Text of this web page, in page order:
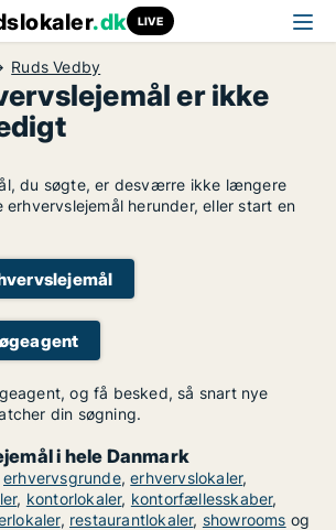
.dk LIVE
Ruds Vedby
er ikke
du søgte, er desværre ikke længere
erhvervslejemål herunder, eller start en
og få besked, så snart nye
din søgning.
i hele Danmark
erhvervsgrunde,erhvervslokaler,
, kontorlokaler, kontorfællesskaber,
, restaurantlokaler, showrooms og